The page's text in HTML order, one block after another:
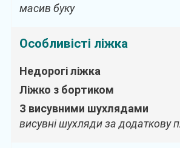
масив буку
Особливісті ліжка
Недорогі ліжка
Ліжко з бортиком
З висувними шухлядами
висувні шухляди за додаткову